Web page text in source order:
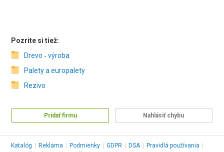
Pozrite si tiež:
Drevo ‑ výroba
Palety a europalety
Rezivo
Pridať firmu Nahlásiť chybu
Katalóg Reklama Podmienky GDPR DSA Pravidlá používania